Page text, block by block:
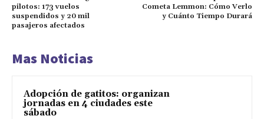
pilotos: 173 vuelos
suspendidos y 20 mil
pasajeros afectados
Cometa Lemmon: Cómo Verlo
y Cuánto Tiempo Durará
Mas Noticias
Adopción de gatitos: organizan
jornadas en 4 ciudades este
sábado